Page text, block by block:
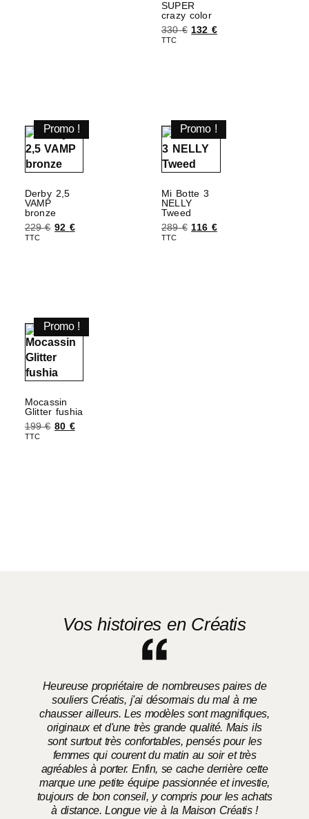
SUPER
crazy color
330€ 132 €
TTC
Promo !
Derby 2,5
VAMP
bronze
229€ 92 €
TTC
Promo !
Mi Botte 3
NELLY
Tweed
289€ 116 €
TTC
Promo !
Mocassin
Glitter fushia
199€ 80 €
TTC
Vos histoires en Créatis
Heureuse propriétaire de nombreuses paires de
souliers Créatis, j'ai désormais du mal à me
chausser ailleurs. Les modèles sont magnifiques,
originaux et d'une très grande qualité. Mais ils
sont surtout très confortables, pensés pour les
femmes qui courent du matin au soir et très
agréables à porter. Enfin, se cache derrière cette
marque une petite équipe passionnée et investie,
toujours de bon conseil, y compris pour les achats
à distance. Longue vie à la Maison Créatis !